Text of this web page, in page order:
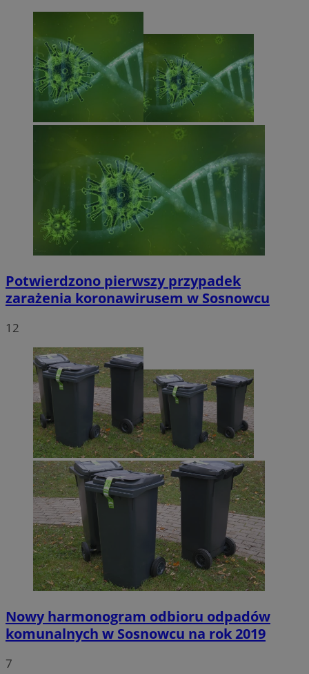
Potwierdzono pierwszy przypadek
zarażenia koronawirusem w Sosnowcu
12
Nowy harmonogram odbioru odpadów
komunalnych w Sosnowcu na rok 2019
7